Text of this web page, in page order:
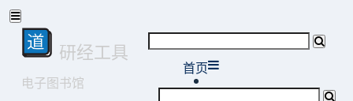
研经工具
电子图书馆
首页